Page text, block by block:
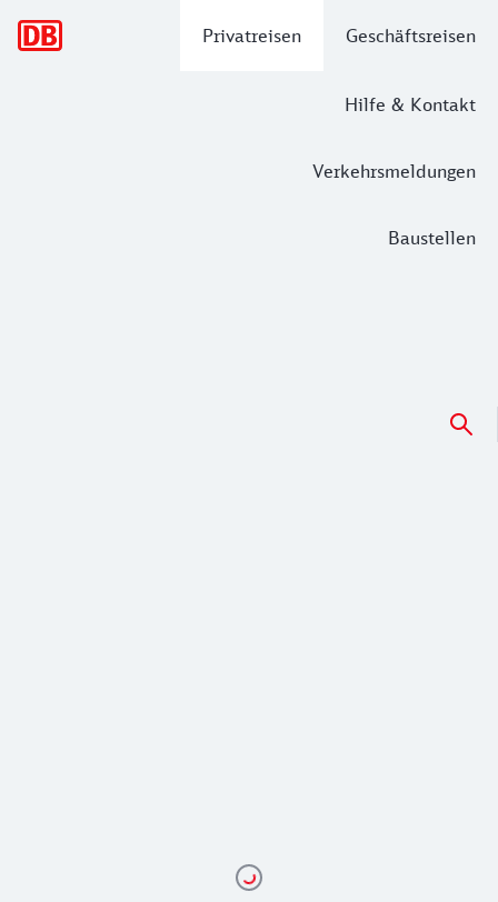
Privatreisen Geschäftsreisen
Hilfe & Kontakt
Verkehrsmeldungen
Baustellen